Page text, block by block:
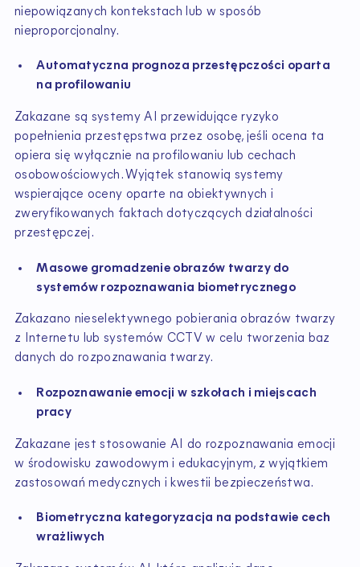
niepowiązanych kontekstach lub w sposób
nieproporcjonalny.
Automatyczna prognoza przestępczości oparta
na profilowaniu
Zakazane są systemy AI przewidujące ryzyko
popełnienia przestępstwa przez osobę, jeśli ocena ta
opiera się wyłącznie na profilowaniu lub cechach
osobowościowych. Wyjątek stanowią systemy
wspierające oceny oparte na obiektywnych i
zweryfikowanych faktach dotyczących działalności
przestępczej.
Masowe gromadzenie obrazów twarzy do
systemów rozpoznawania biometrycznego
Zakazano nieselektywnego pobierania obrazów twarzy
z Internetu lub systemów CCTV w celu tworzenia baz
danych do rozpoznawania twarzy.
Rozpoznawanie emocji w szkołach i miejscach
pracy
Zakazane jest stosowanie AI do rozpoznawania emocji
w środowisku zawodowym i edukacyjnym, z wyjątkiem
zastosowań medycznych i kwestii bezpieczeństwa.
Biometryczna kategoryzacja na podstawie cech
wrażliwych